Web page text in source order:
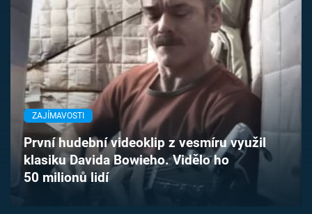
Témata
Pořady
TV Program
Časopis
Sledujte prima+
ZAJÍMAVOSTI
První hudební videoklip z vesmíru využil
klasiku Davida Bowieho. Vidělo ho
50 milionů lidí